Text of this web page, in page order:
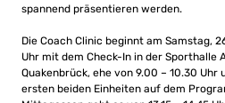
spannend präsentieren werden.
Die Coach Clinic beginnt am Samstag,
Uhr mit dem Check-In in der Sporthalle
Quakenbrück, ehe von 9.00 – 10.30 Uhr
ersten beiden Einheiten auf dem